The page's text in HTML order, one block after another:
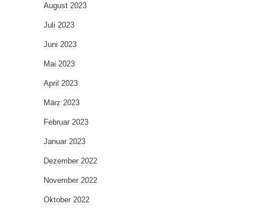
August 2023
Juli 2023
Juni 2023
Mai 2023
April 2023
März 2023
Februar 2023
Januar 2023
Dezember 2022
November 2022
Oktober 2022